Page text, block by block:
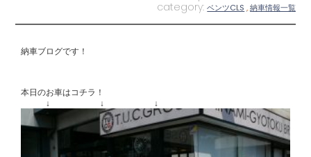
category:ベンツCLS ,納車情報一覧
納車ブログです！
本日のお車はコチラ！
↓ ↓ ↓